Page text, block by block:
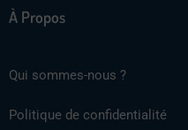
À Propos
Qui sommes-nous ?
Politique de confidentialité